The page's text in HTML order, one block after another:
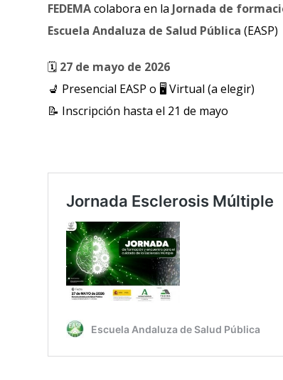
FEDEMAcolabora en la Jornada de
Escuela Andaluza de Salud Pública (EASP)
🗓️ 27 de mayo de 2026
💺 Presencial EASP o 🖥️ Virtual (a elegir)
📝 Inscripción hasta el 21 de mayo